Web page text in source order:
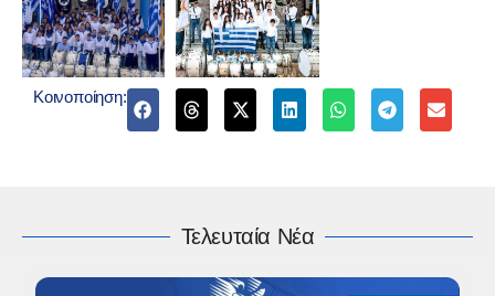
Κοινοποίηση:
Τελευταία Νέα